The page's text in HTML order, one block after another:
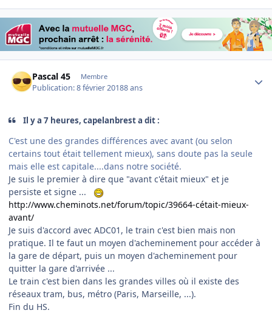
Pascal 45 Membre
Publication:8 février 20188 ans
Il y a 7 heures, capelanbrest a dit :
C'est une des grandes différences avec avant (ou selon
certains tout était tellement mieux), sans doute pas la seule
mais elle est capitale....dans notre société.
Je suis le premier à dire que "avant c'était mieux" et je
persiste et signe ...
http://www.cheminots.net/forum/topic/39664-cétait-mieux-
avant/
Je suis d'accord avec ADC01, le train c'est bien mais non
pratique. Il te faut un moyen d'acheminement pour accéder à
la gare de départ, puis un moyen d'acheminement pour
quitter la gare d'arrivée ...
Le train c'est bien dans les grandes villes où il existe des
réseaux tram, bus, métro (Paris, Marseille, ...).
Fin du HS.